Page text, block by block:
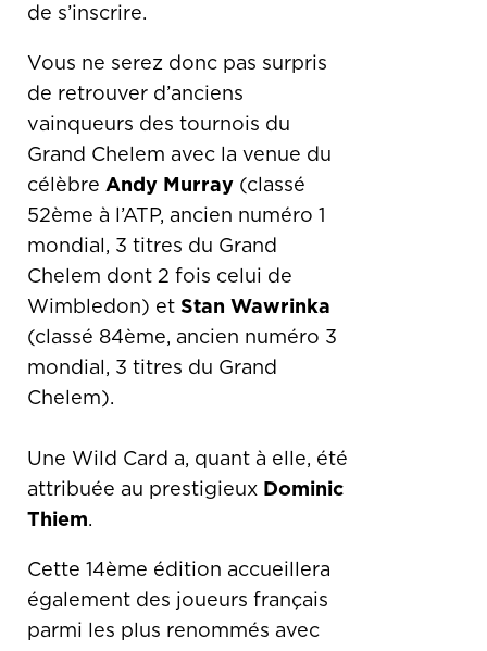
de s’inscrire.
Vous ne serez donc pas surpris
de retrouver d’anciens
vainqueurs des tournois du
Grand Chelem avec la venue du
célèbre Andy Murray (classé
52ème à l’ATP, ancien numéro 1
mondial, 3 titres du Grand
Chelem dont 2 fois celui de
Wimbledon) et Stan Wawrinka
(classé 84ème, ancien numéro 3
mondial, 3 titres du Grand
Chelem).
Une Wild Card a, quant à elle, été
attribuée au prestigieux Dominic
Thiem.
Cette 14ème édition accueillera
également des joueurs français
parmi les plus renommés avec